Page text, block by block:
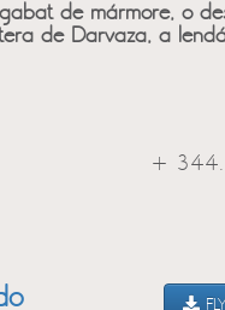
de mármore, o
de Darvaza, a
+